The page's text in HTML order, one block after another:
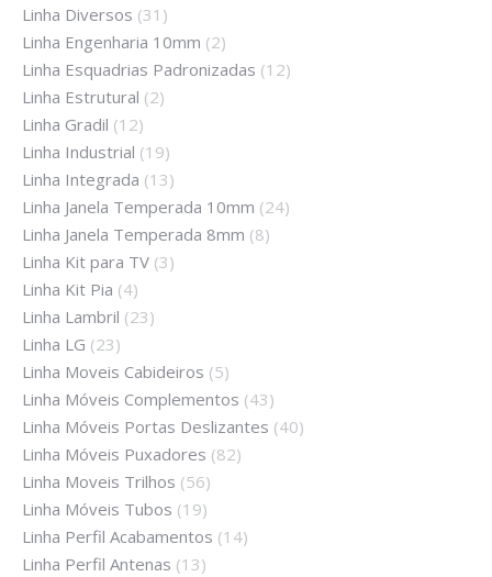
Linha Diversos (31)
Linha Engenharia 10mm (2)
Linha Esquadrias Padronizadas (12)
Linha Estrutural (2)
Linha Gradil (12)
Linha Industrial (19)
Linha Integrada (13)
Linha Janela Temperada 10mm (24)
Linha Janela Temperada 8mm (8)
Linha Kit para TV (3)
Linha Kit Pia (4)
Linha Lambril (23)
Linha LG (23)
Linha Moveis Cabideiros (5)
Linha Móveis Complementos (43)
Linha Móveis Portas Deslizantes (40)
Linha Móveis Puxadores (82)
Linha Moveis Trilhos (56)
Linha Móveis Tubos (19)
Linha Perfil Acabamentos (14)
Linha Perfil Antenas (13)